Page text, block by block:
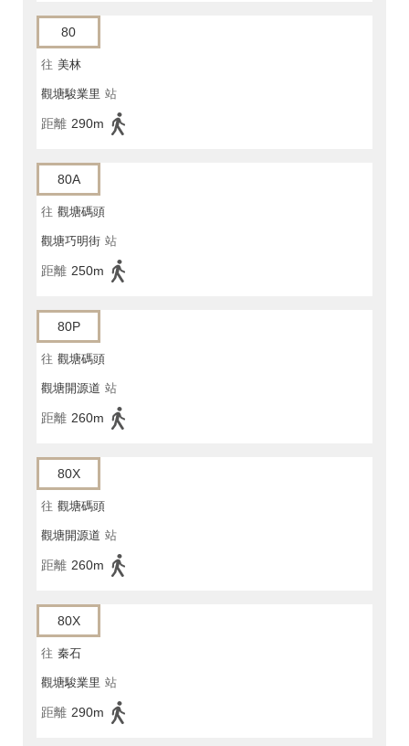
80
往 美林
觀塘駿業里 站
距離 290m
80A
往 觀塘碼頭
觀塘巧明街 站
距離 250m
80P
往 觀塘碼頭
觀塘開源道 站
距離 260m
80X
往 觀塘碼頭
觀塘開源道 站
距離 260m
80X
往 秦石
觀塘駿業里 站
距離 290m